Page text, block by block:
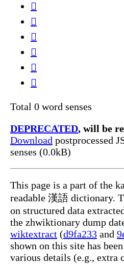
𠁼
𠱰
𠺞
𡦼
𪜶
𲓖
Total 0 word senses
DEPRECATED, will be
Download postprocessed
senses (0.0kB)
This page is a part of the
readable 漢語 dictionary.
on structured data
the zhwiktionary dump
wiktextract (d9fa233 and
shown on this site has
various details (e.g., extra